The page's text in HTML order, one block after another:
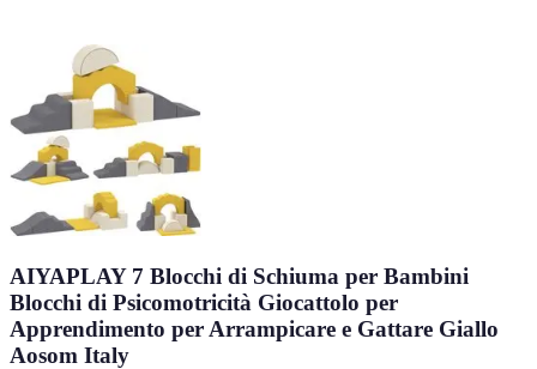
AIYAPLAY 7 Blocchi di Schiuma per Bambini
Blocchi di Psicomotricità Giocattolo per
Apprendimento per Arrampicare e Gattare Giallo
Aosom Italy